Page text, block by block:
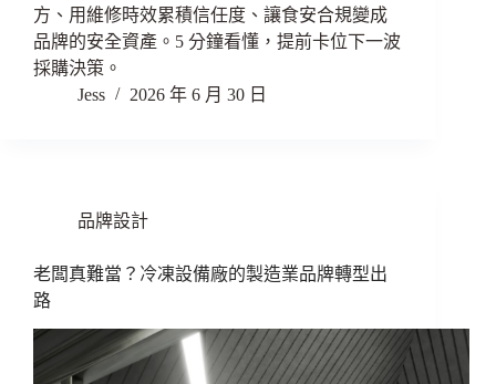
方、用維修時效累積信任度、讓食安合規變成
品牌的安全資產。5 分鐘看懂，提前卡位下一波
採購決策。
Jess
2026 年 6 月 30 日
品牌設計
老闆真難當？冷凍設備廠的製造業品牌轉型出
路